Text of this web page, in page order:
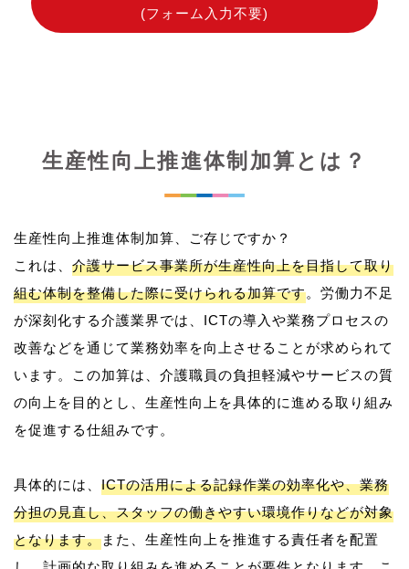
(フォーム入力不要)
生産性向上推進体制加算とは？
生産性向上推進体制加算、ご存じですか？
これは、 介護サービス事業所が生産性向上を目指して取り
組む体制を整備した際に受けられる加算です。労働力不足
が深刻化する介護業界では、ICTの導入や業務プロセスの
改善などを通じて業務効率を向上させることが求められて
います。この加算は、介護職員の負担軽減やサービスの質
の向上を目的とし、生産性向上を具体的に進める取り組み
を促進する仕組みです。
具体的には、 ICTの活用による記録作業の効率化や、業務
分担の見直し、スタッフの働きやすい環境作りなどが対象
となります。また、生産性向上を推進する責任者を配置